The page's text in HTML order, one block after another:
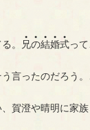
。
兄
●
の
●
結
●
婚
●
式
●
っ
言ったのだろう
賀澄や晴明に家族